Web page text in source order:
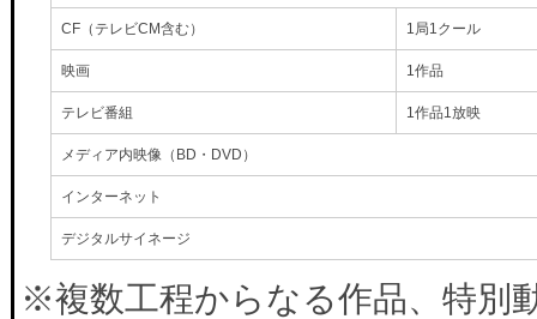
CF（テレビCM含む） 1局1クール
映画 1作品
テレビ番組 1作品1放映
メディア内映像（BD・DVD）
インターネット
デジタルサイネージ
※複数工程からなる作品、特別